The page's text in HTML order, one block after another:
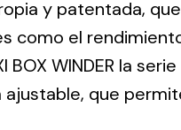
solutions for all
kinds of needs.
y patentada,
como el
BOX WINDER la
que